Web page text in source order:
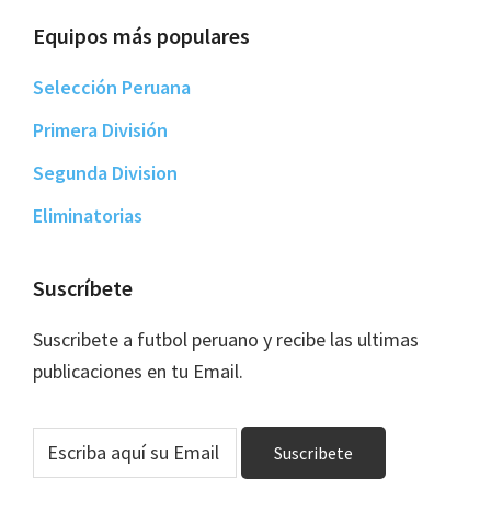
Equipos más populares
Selección Peruana
Primera División
Segunda Division
Eliminatorias
Suscríbete
Suscribete a futbol peruano y recibe las ultimas
publicaciones en tu Email.